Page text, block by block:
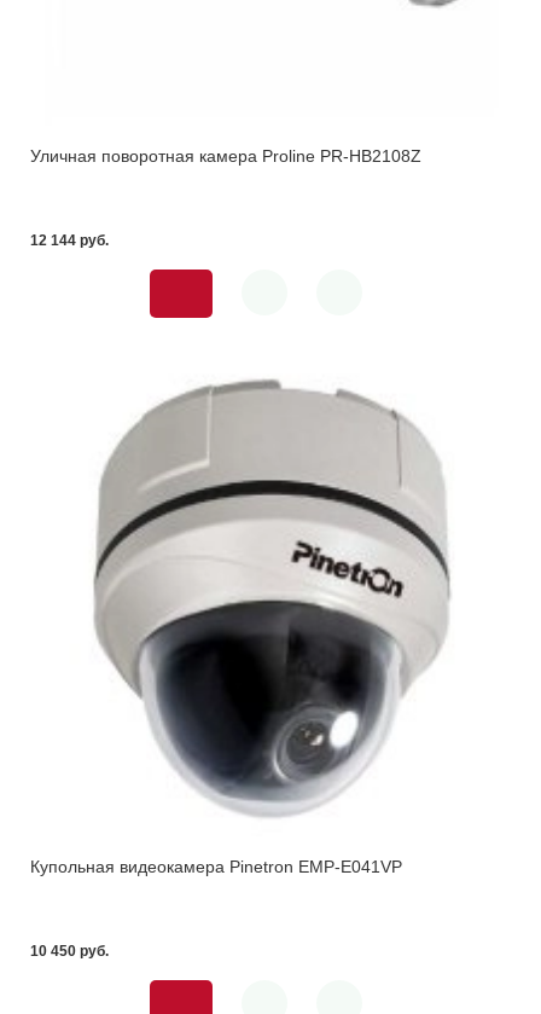
Уличная поворотная камера Proline PR-HB2108Z
12 144 pуб.
Купольная видеокамера Pinetron EMP-E041VP
10 450 pуб.